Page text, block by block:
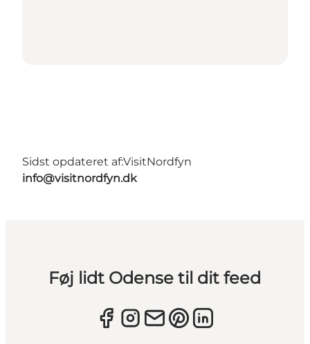
Sidst opdateret af:VisitNordfyn
info@visitnordfyn.dk
Føj lidt Odense til dit feed